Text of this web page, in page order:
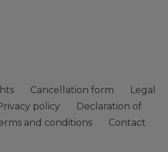
Cancellation form
Legal
policy
Declaration of
and conditions Contact